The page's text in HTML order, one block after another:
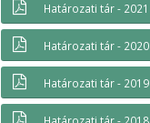
Határozati tár - 2021
Határozati tár - 2020
Határozati tár - 2019